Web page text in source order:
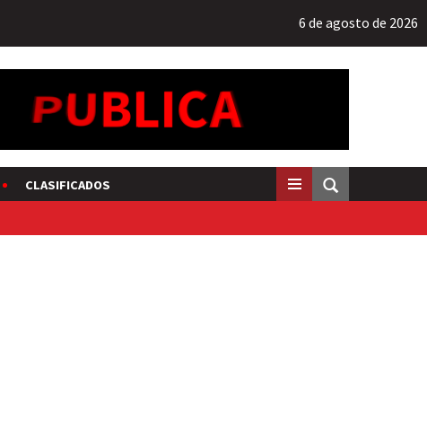
6 de agosto de 2026
CLASIFICADOS